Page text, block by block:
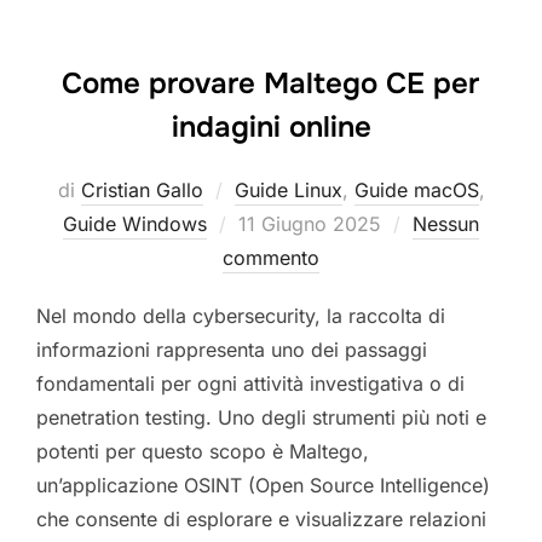
Come provare Maltego CE per
indagini online
di Cristian Gallo Guide Linux, Guide macOS,
Guide Windows
Pubblicato
il
11 Giugno 2025
Nessun
commento
Nel mondo della cybersecurity, la raccolta di
informazioni rappresenta uno dei passaggi
fondamentali per ogni attività investigativa o di
penetration testing. Uno degli strumenti più noti e
potenti per questo scopo è Maltego,
un’applicazione OSINT (Open Source Intelligence)
che consente di esplorare e visualizzare relazioni